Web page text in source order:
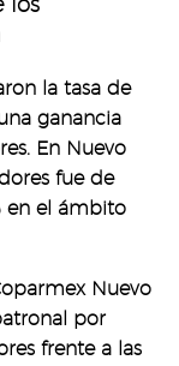
la tasa de
ganancia
En Nuevo
fue de
en el ámbito
Nuevo
por
frente a las